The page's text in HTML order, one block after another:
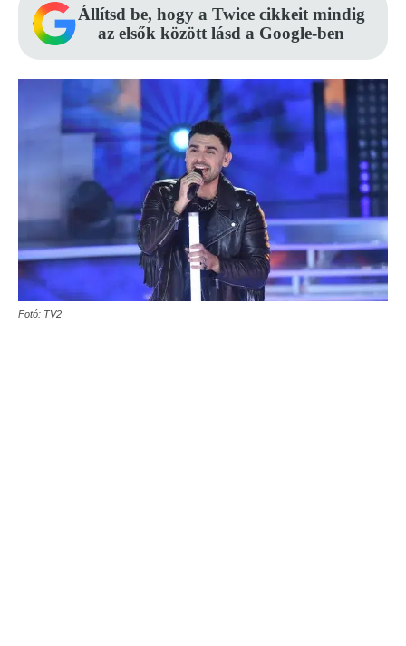
Állítsd be, hogy a Twice cikkeit mindig
az elsők között lásd a Google-ben
Fotó: TV2